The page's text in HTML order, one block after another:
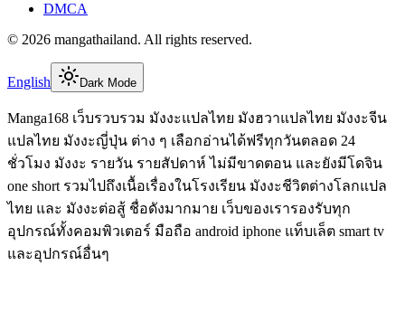
DMCA
© 2026 mangathailand. All rights reserved.
English Dark Mode
Manga168 เว็บรวบรวม มังงะแปลไทย มังฮวาแปลไทย มังงะจีน
แปลไทย มังงะญี่ปุ่น ต่าง ๆ เลือกอ่านได้ฟรีทุกวันตลอด 24
ชั่วโมง มังงะ รายวัน รายสัปดาห์ ไม่มีขาดตอน และยังมีโดจิน
one short รวมไปถึงเนื้อเรื่องในโรงเรียน มังงะชีวิตต่างโลกแปล
ไทย และ มังงะต่อสู้ ชื่อดังมากมาย เว็บของเรารองรับทุก
อุปกรณ์ทั้งคอมพิวเตอร์ มือถือ android iphone แท็บเล็ต smart tv
และอุปกรณ์อื่นๆ